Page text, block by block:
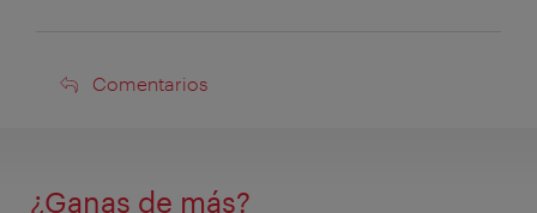
Comentarios
Comentarios
¿Ganas de más?